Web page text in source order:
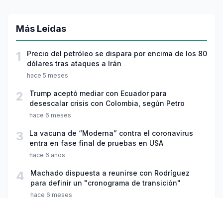
Más Leídas
1
Precio del petróleo se dispara por encima de los 80
dólares tras ataques a Irán
hace 5 meses
2
Trump aceptó mediar con Ecuador para
desescalar crisis con Colombia, según Petro
hace 6 meses
3
La vacuna de “Moderna” contra el coronavirus
entra en fase final de pruebas en USA
hace 6 años
4
Machado dispuesta a reunirse con Rodríguez
para definir un "cronograma de transición"
hace 6 meses